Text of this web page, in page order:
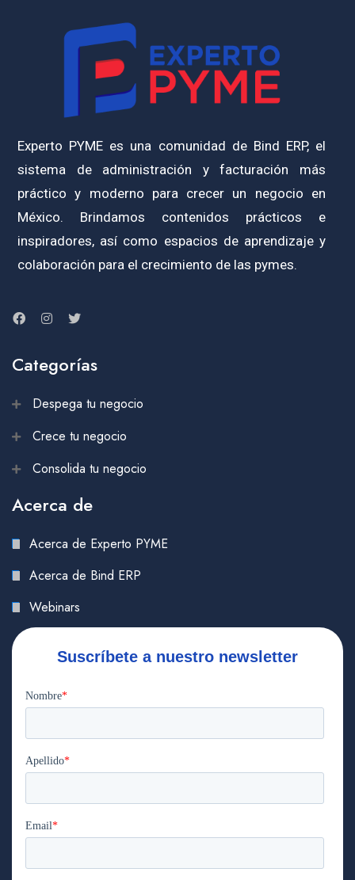
Experto PYME es una comunidad de Bind ERP, el
sistema de administración y facturación más
práctico y moderno para crecer un negocio en
México. Brindamos contenidos prácticos e
inspiradores, así como espacios de aprendizaje y
colaboración para el crecimiento de las pymes.
Categorías
Despega tu negocio
Crece tu negocio
Consolida tu negocio
Acerca de
Acerca de Experto PYME
Acerca de Bind ERP
Webinars
Suscríbete a nuestro newsletter